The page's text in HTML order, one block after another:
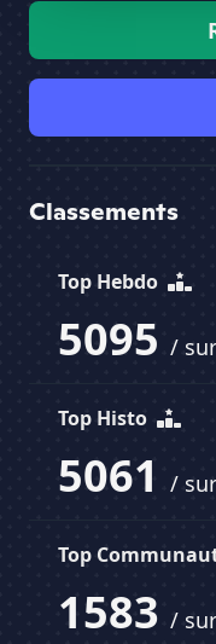
Classements
Top Hebdo
5095 /
Top Histo
5061 /
Top
1583 /